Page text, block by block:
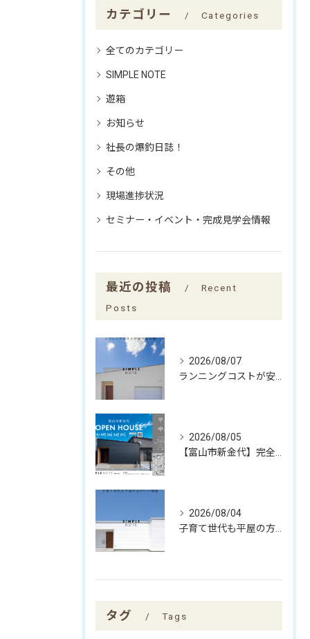
カテゴリー Categories
全てのカテゴリー
SIMPLE NOTE
遊箱
お知らせ
社長の爆釣日誌！
その他
現場進捗状況
セミナー・イベント・完成見学会情報
最近の投稿
Recent
Posts
2026/08/07
2026/08/05
2026/08/04
タグ Tags